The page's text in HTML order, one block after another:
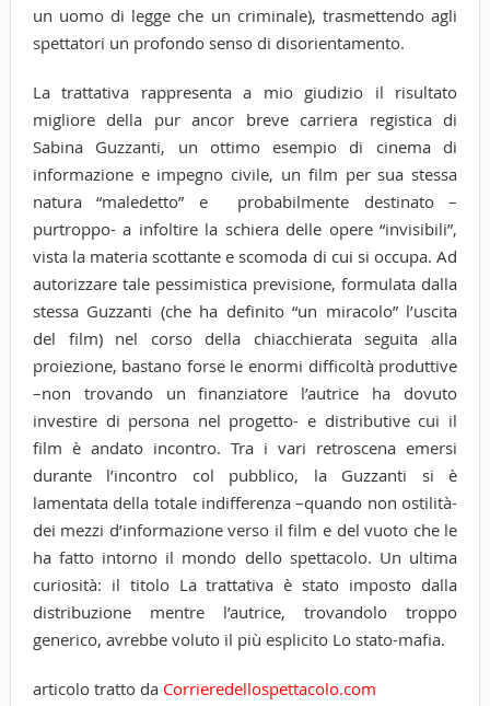
un uomo di legge che un criminale), trasmettendo agli
spettatori un profondo senso di disorientamento.
La trattativa rappresenta a mio giudizio il risultato
migliore della pur ancor breve carriera registica di
Sabina Guzzanti, un ottimo esempio di cinema di
informazione e impegno civile, un film per sua stessa
natura “maledetto” e probabilmente destinato –
purtroppo- a infoltire la schiera delle opere “invisibili”,
vista la materia scottante e scomoda di cui si occupa. Ad
autorizzare tale pessimistica previsione, formulata dalla
stessa Guzzanti (che ha definito “un miracolo” l’uscita
del film) nel corso della chiacchierata seguita alla
proiezione, bastano forse le enormi difficoltà produttive
–non trovando un finanziatore l’autrice ha dovuto
investire di persona nel progetto- e distributive cui il
film è andato incontro. Tra i vari retroscena emersi
durante l’incontro col pubblico, la Guzzanti si è
lamentata della totale indifferenza –quando non ostilità-
dei mezzi d’informazione verso il film e del vuoto che le
ha fatto intorno il mondo dello spettacolo. Un ultima
curiosità: il titolo La trattativa è stato imposto dalla
distribuzione mentre l’autrice, trovandolo troppo
generico, avrebbe voluto il più esplicito Lo stato-mafia.
articolo tratto da Corrieredellospettacolo.com